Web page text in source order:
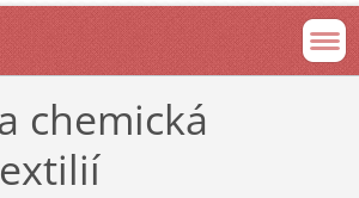
chemická